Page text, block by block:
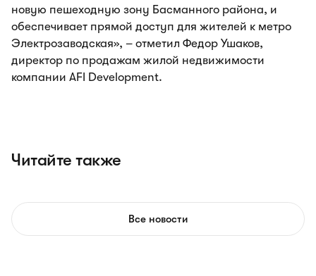
новую пешеходную зону Басманного района, и
обеспечивает прямой доступ для жителей к метро
Электрозаводская», – отметил Федор Ушаков,
директор по продажам жилой недвижимости
компании AFI Development.
Читайте также
Все новости